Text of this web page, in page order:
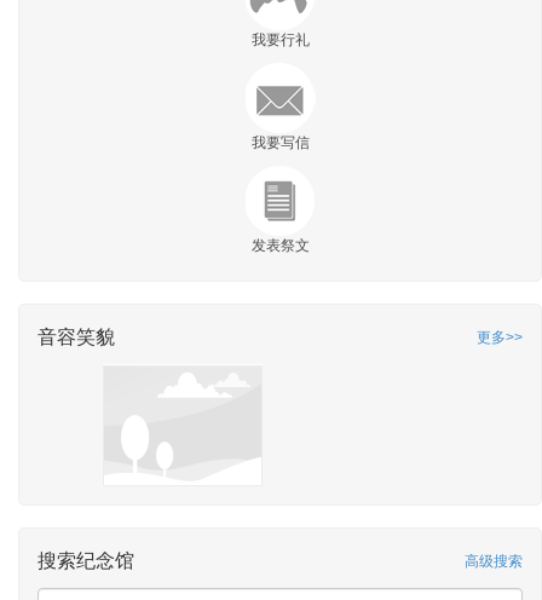
我要行礼
我要写信
发表祭文
音容笑貌 更多>>
搜索纪念馆 高级搜索